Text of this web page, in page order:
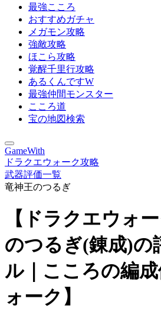
最強こころ
おすすめガチャ
メガモン攻略
強敵攻略
ほこら攻略
覚醒千里行攻略
あるくんですW
最強仲間モンスター
こころ道
宝の地図検索
GameWith
ドラクエウォーク攻略
武器評価一覧
竜神王のつるぎ
【ドラクエウォ
のつるぎ(錬成)の
ル｜こころの編
ォーク】